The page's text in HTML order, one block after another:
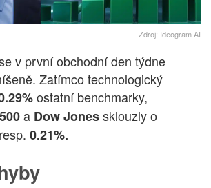
Zdroj: Ideogram AI
v první obchodní den týdne
Zatímco technologický
ostatní benchmarky,
a Dow Jonessklouzly o
resp. 0.21%.